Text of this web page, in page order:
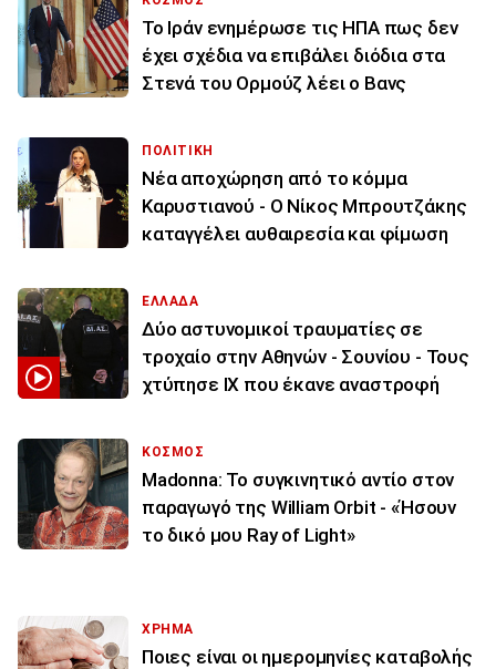
To Ιράν ενημέρωσε τις ΗΠΑ πως δεν
έχει σχέδια να επιβάλει διόδια στα
Στενά του Ορμούζ λέει ο Βανς
ΠΟΛΙΤΙΚΗ
Νέα αποχώρηση από το κόμμα
Καρυστιανού - Ο Νίκος Μπρουτζάκης
καταγγέλει αυθαιρεσία και φίμωση
ΕΛΛΑΔΑ
Δύο αστυνομικοί τραυματίες σε
τροχαίο στην Αθηνών - Σουνίου - Τους
χτύπησε ΙΧ που έκανε αναστροφή
ΚΟΣΜΟΣ
Madonna: Το συγκινητικό αντίο στον
παραγωγό της William Orbit - «Ήσουν
το δικό μου Ray of Light»
ΧΡΗΜΑ
Ποιες είναι οι ημερομηνίες καταβολής